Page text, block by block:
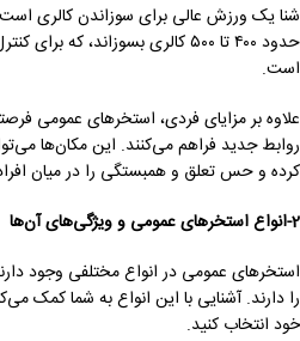
شنا یک ورزش عالی برای سوزاندن کالری
حدود ۴۰۰ تا ۵۰۰ کالری بسوزاند،
است.
علاوه بر مزایای فردی، استخرهای عمومی
روابط جدید فراهم می‌کنند. این مکان‌ها
کرده و حس تعلق و همبستگی را در میان
2-انواع استخرهای عمومی و ویژگی‌های آن‌ها
استخرهای عمومی در انواع مختلفی وجود
را دارند. آشنایی با این انواع به شما کمک
خود انتخاب کنید.